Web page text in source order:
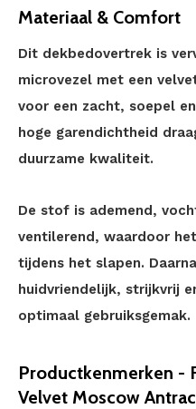
Materiaal & Comfort
Dit dekbedovertrek is
microvezel met een
voor een zacht, soepel
hoge garendichtheid
duurzame kwaliteit.
De stof is ademend,
ventilerend, waardoor
tijdens het slapen.
huidvriendelijk, strijkvrij
optimaal gebruiksgemak.
Productkenmerken -
Velvet Moscow